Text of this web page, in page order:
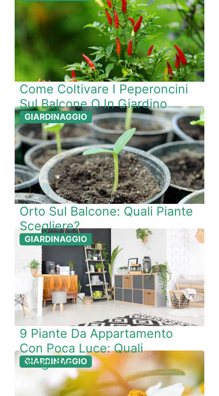
Come Coltivare I Peperoncini
Sul Balcone O In Giardino
GIARDINAGGIO
Orto Sul Balcone: Quali Piante
Scegliere?
GIARDINAGGIO
9 Piante Da Appartamento
Con Poca Luce: Quali
Scegliere
GIARDINAGGIO